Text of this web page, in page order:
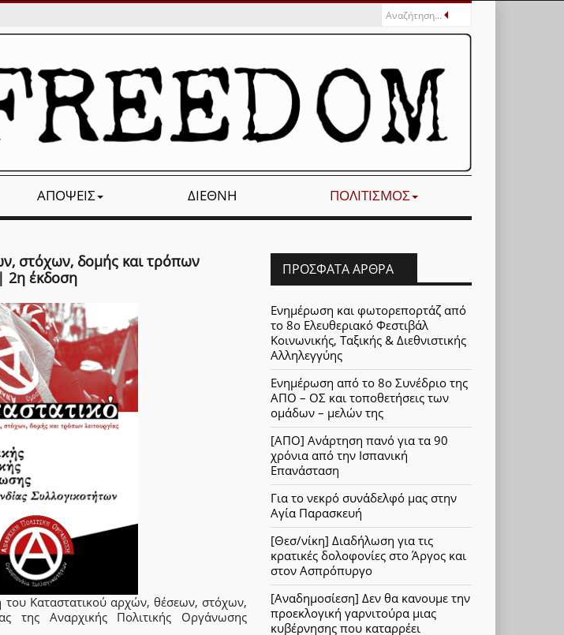
ΑΠΌΨΕΙΣ ΔΙΕΘΝΉ ΠΟΛΙΤΙΣΜΌΣ
στόχων, δομής και τρόπων
2η έκδοση
Καταστατικού αρχών, θέσεων, στόχων,
της Αναρχικής Πολιτικής Οργάνωσης
ΠΡΌΣΦΑΤΑ ΆΡΘΡΑ
Ενημέρωση και φωτορεπορτάζ από
το 8ο Ελευθεριακό Φεστιβάλ
Κοινωνικής, Ταξικής & Διεθνιστικής
Αλληλεγγύης
Ενημέρωση από το 8ο Συνέδριο της
ΑΠΟ – ΟΣ και τοποθετήσεις των
ομάδων – μελών της
[ΑΠΟ] Ανάρτηση πανό για τα 90
χρόνια από την Ισπανική
Επανάσταση
Για το νεκρό συνάδελφό μας στην
Αγία Παρασκευή
[Θεσ/νίκη] Διαδήλωση για τις
κρατικές δολοφονίες στο Άργος και
στον Ασπρόπυργο
[Αναδημοσίεση] Δεν θα κανουμε την
προεκλογική γαρνιτούρα μιας
κυβέρνησης που καταρρέει